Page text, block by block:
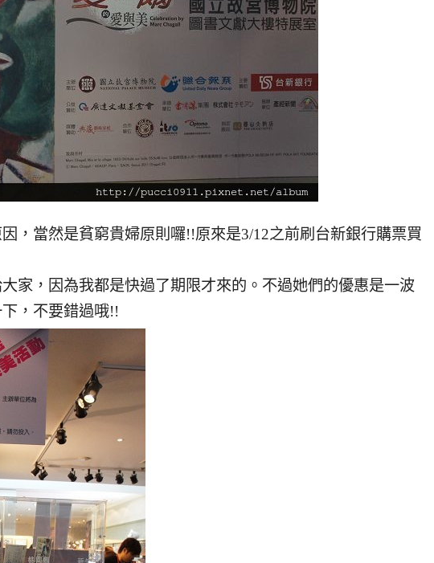
，當然是貧窮貴婦原則囉!!原來是3/12之前刷台新銀行購票買
家，因為我都是快過了期限才來的。不過她們的優惠是一波
，不要錯過哦!!